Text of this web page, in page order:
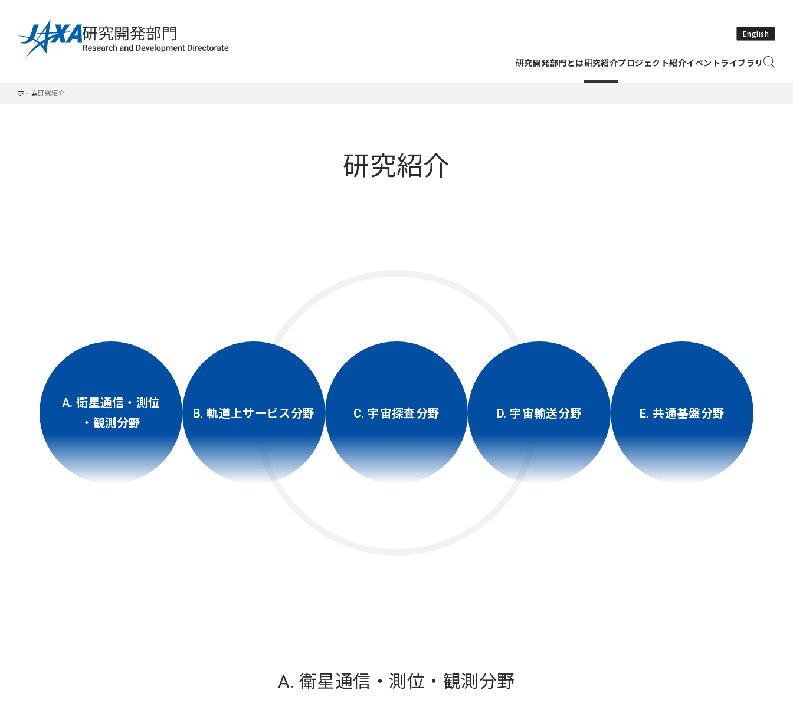
研究開発部門とは研究紹介プロジェクト紹介イベントライブラリ
English
ホーム研究紹介
研究紹介
A. 衛星通信・測位
・観測分野
B. 軌道上サービス分野 C. 宇宙探査分野 D. 宇宙輸送分野 E. 共通基盤分野
A. 衛星通信・測位・ 観測分野